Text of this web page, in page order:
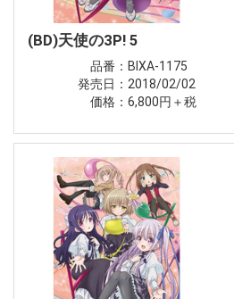
(BD)天使の3P! 5
品番：BIXA-1175
発売日：2018/02/02
価格：6,800円＋税